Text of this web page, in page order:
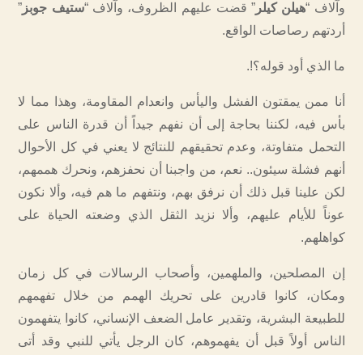
وآلاف “هيلن كيلر ” قضت عليهم الظروف، وآلاف “ستيف جوبز ”
أردتهم رصاصات الواقع.
ما الذي أود قوله؟!.
أنا ممن يمقتون الفشل واليأس وانعدام المقاومة، وهذا مما لا
بأس فيه، لكننا بحاجة إلى أن نفهم جيداً أن قدرة الناس على
التحمل متفاوتة، وعدم تحقيقهم للنتائج لا يعني في كل الأحوال
أنهم فشلة سيئون.. نعم، من واجبنا أن نحفزهم، ونحرك هممهم،
لكن علينا قبل ذلك أن نرفق بهم، ونتفهم ما هم فيه، وألا نكون
عوناً للأيام عليهم، وألا نزيد الثقل الذي وضعته الحياة على
كواهلهم.
إن المصلحين، والملهمين، وأصحاب الرسالات في كل زمان
ومكان، كانوا قادرين على تحريك الهمم من خلال تفهمهم
للطبيعة البشرية، وتقدير عامل الضعف الإنساني، كانوا يتفهمون
الناس أولاً قبل أن يفهموهم، كان الرجل يأتي للنبي وقد أتى